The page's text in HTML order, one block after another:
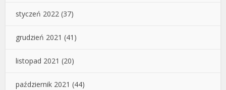
styczeń 2022 (37)
grudzień 2021 (41)
listopad 2021 (20)
październik 2021 (44)